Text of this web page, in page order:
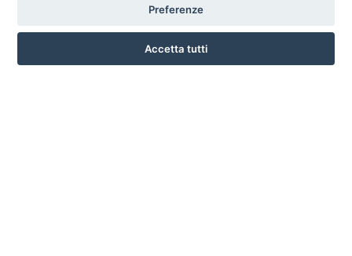
CORSO ITALIA 97 - 87032 CAMPORA SAN GIOVANNI (CS)
3476518234
Preferenze
Accetta tutti